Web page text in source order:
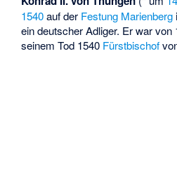
1540auf der Festung Marienberg
ein deutscher Adliger. Er war von
seinem Tod 1540 Fürstbischof